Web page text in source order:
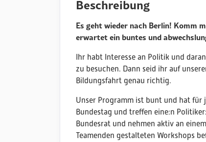
Beschreibung
Es geht wieder nach Berlin! Komm
erwartet ein buntes und
Ihr habt Interesse an Politik und
zu besuchen. Dann seid ihr auf
Bildungsfahrt genau richtig.
Unser Programm ist bunt und hat für
Bundestag und treffen eine:n
Bundesrat und nehmen aktiv an
Teamenden gestalteten Workshops